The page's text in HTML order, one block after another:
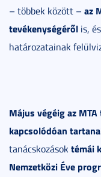
– többek között – az
tevékenységéről is,
határozatainak
Május végéig az
kapcsolódóan
tanácskozásoktémái
Nemzetközi Éve